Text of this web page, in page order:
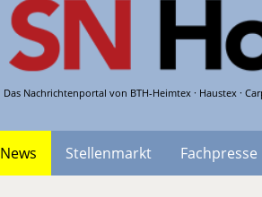
Das Nachrichtenportal von BTH-Heimtex · Haustex ·
News Stellenmarkt Fachpresse